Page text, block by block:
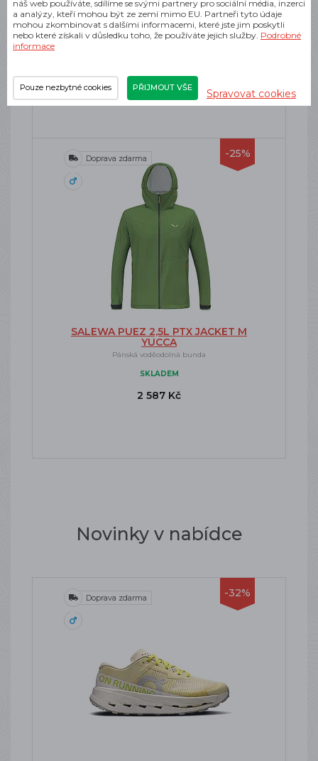
DYNAFIT TRANSALPER GORE-TEX
JACKET M MALLARD BLUE
Pánská nepromokavá bunda
5 915 Kč
-25%
Doprava zdarma
SALEWA PUEZ 2,5L PTX JACKET M
YUCCA
Pánská voděodolná bunda
SKLADEM
2 587 Kč
Novinky v nabídce
-32%
Doprava zdarma
náš web používáte, sdílíme se svými partnery pro sociální média, inzerci
a analýzy, kteří mohou být ze zemí mimo EU. Partneři tyto údaje
mohou zkombinovat s dalšími informacemi, které jste jim poskytli
nebo které získali v důsledku toho, že používáte jejich služby. Podrobné
informace
Pouze nezbytné cookies PŘIJMOUT VŠE Spravovat cookies